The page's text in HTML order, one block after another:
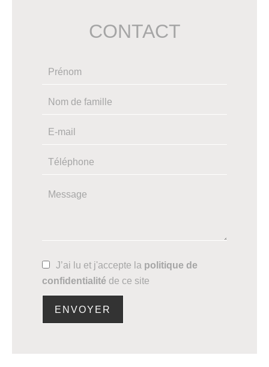
CONTACT
J’ai lu et j'accepte la politique de
confidentialité de ce site
ENVOYER